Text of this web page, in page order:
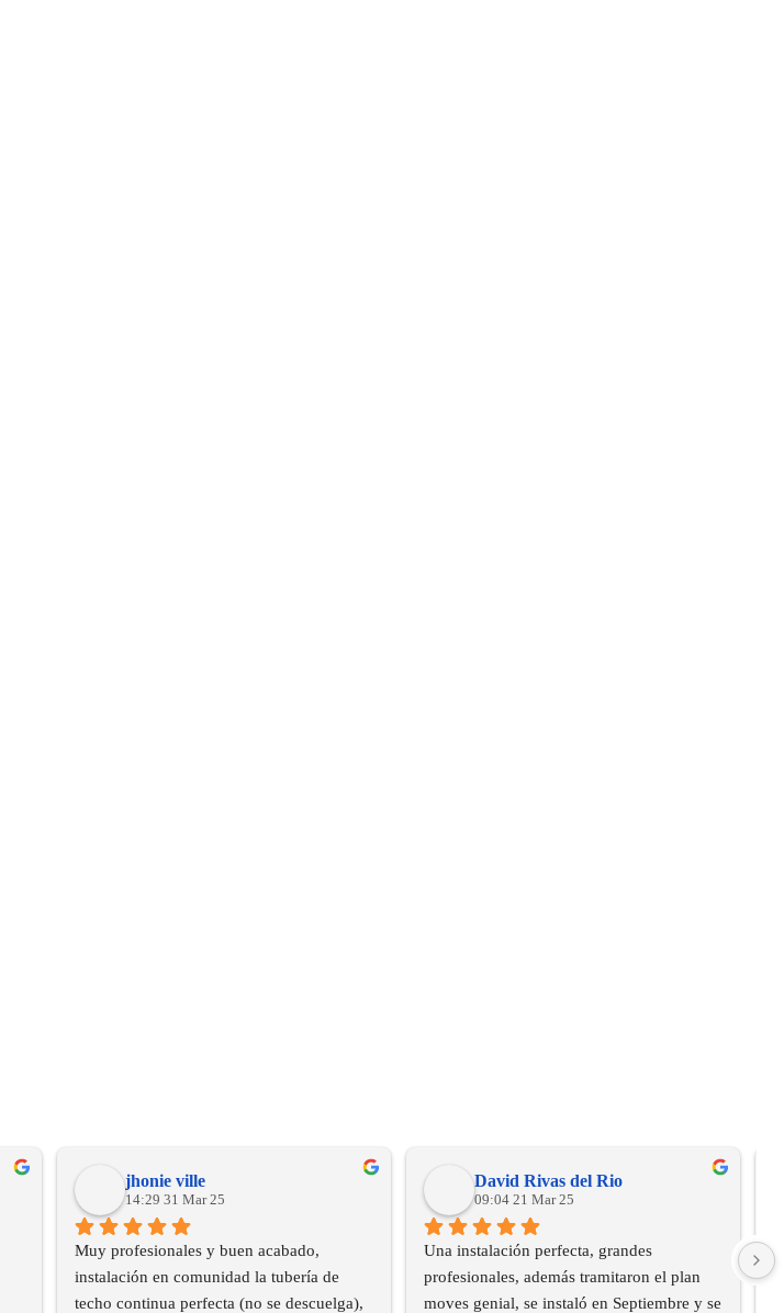
jhonie ville
14:29 31 Mar 25
Muy profesionales y buen acabado,
instalación en comunidad la tubería de
techo continua perfecta (no se descuelga),
David Rivas del Rio
09:04 21 Mar 25
Una instalación perfecta, grandes
profesionales, además tramitaron el plan
moves genial, se instaló en Septiembre y se